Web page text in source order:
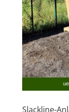
Slackline-